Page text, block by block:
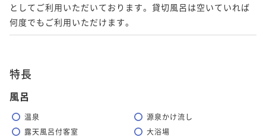
としてご利用いただいております。貸切風呂は空いていれば
何度でもご利用いただけます。
特長
風呂
温泉
源泉かけ流し
露天風呂付客室
大浴場